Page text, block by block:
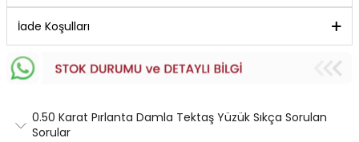
İade Koşulları
0.50 Karat Pırlanta Damla Tektaş Yüzük Sıkça Sorulan
Sorular